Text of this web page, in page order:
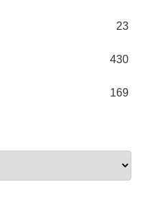
23
430
169